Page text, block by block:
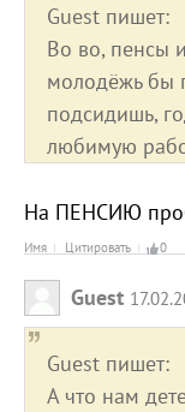
Guest пишет:
Во во, пенсы
молодёжь бы
подсидишь,
любимую
На ПЕНСИЮ
Имя Цитировать 0
Guest
Guest пишет:
А что нам